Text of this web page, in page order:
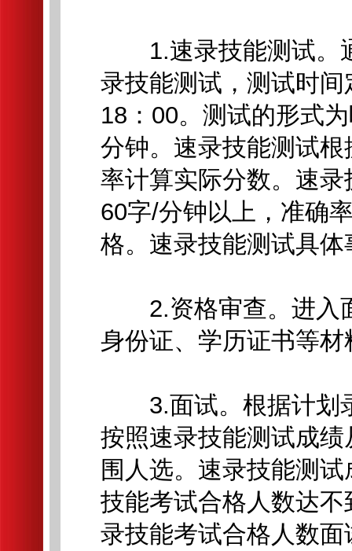
1.速录技能测试。
录技能测试，测试时
18：00。测试的形式
分钟。速录技能测试
率计算实际分数。速
60字/分钟以上，准确
格。速录技能测试具
2.资格审查。进入
身份证、学历证书等
3.面试。根据计划
按照速录技能测试成
围人选。速录技能测
技能考试合格人数达
录技能考试合格人数